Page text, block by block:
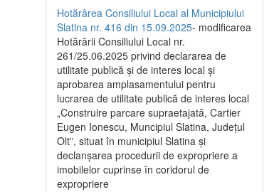
Hotărârea Consiliului Local al Municipiului
Slatina nr. 416 din 15.09.2025- modificarea
Hotărârii Consiliului Local nr.
261/25.06.2025 privind declararea de
utilitate publică și de interes local și
aprobarea amplasamentului pentru
lucrarea de utilitate publică de interes local
„Construire parcare supraetajată, Cartier
Eugen Ionescu, Muncipiul Slatina, Județul
Olt”, situat în municipiul Slatina și
declanșarea procedurii de expropriere a
imobilelor cuprinse în coridorul de
expropriere